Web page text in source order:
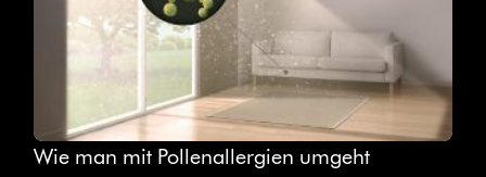
Wie man mit Pollenallergien umgeht